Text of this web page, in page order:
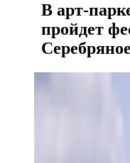
В арт-
пройдет